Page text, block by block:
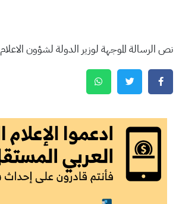
نص الرسالة الموجهة لوزير الدولة لشؤون الاعلام